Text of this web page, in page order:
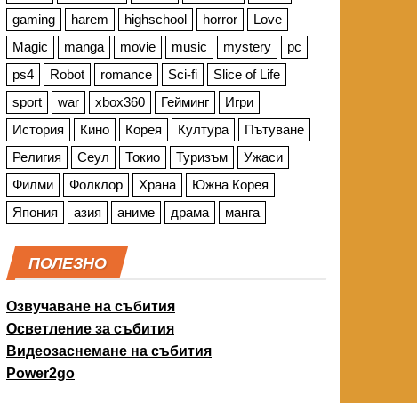
gaming
harem highschool horror
Love
Magic
manga movie music mystery
pc
ps4
Robot romance Sci-fi
Slice of Life
sport
war xbox360 Гейминг
Игри
История
Кино Корея Култура
Пътуване
Религия
Сеул Токио Туризъм
Ужаси
Филми
Фолклор Храна
Южна Корея
Япония
азия аниме драма манга
ПОЛЕЗНО
Озвучаване на събития
Осветление за събития
Видеозаснемане на събития
Power2go